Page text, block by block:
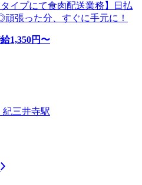
イプにて食肉配送業務】日払
張った分、すぐに手元に！
1,350円〜
紀三井寺駅